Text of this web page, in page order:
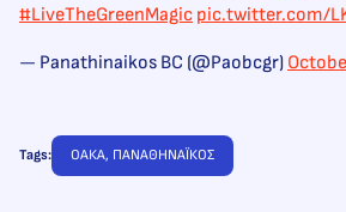
#LiveTheGreenMagic pic.twitter.com/
— Panathinaikos BC (@Paobcgr)
Tags: ΟΑΚΑ, ΠΑΝΑΘΗΝΑΪΚΟΣ